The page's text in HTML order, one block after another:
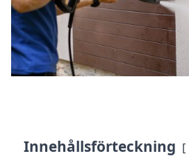
Innehållsförteckning